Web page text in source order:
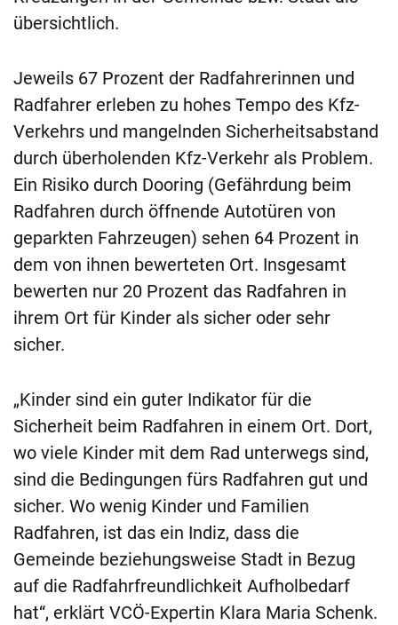
übersichtlich.
Jeweils 67 Prozent der Radfahrerinnen und
Radfahrer erleben zu hohes Tempo des Kfz-
Verkehrs und mangelnden Sicherheitsabstand
durch überholenden Kfz-Verkehr als Problem.
Ein Risiko durch Dooring (Gefährdung beim
Radfahren durch öffnende Autotüren von
geparkten Fahrzeugen) sehen 64 Prozent in
dem von ihnen bewerteten Ort. Insgesamt
bewerten nur 20 Prozent das Radfahren in
ihrem Ort für Kinder als sicher oder sehr
sicher.
„Kinder sind ein guter Indikator für die
Sicherheit beim Radfahren in einem Ort. Dort,
wo viele Kinder mit dem Rad unterwegs sind,
sind die Bedingungen fürs Radfahren gut und
sicher. Wo wenig Kinder und Familien
Radfahren, ist das ein Indiz, dass die
Gemeinde beziehungsweise Stadt in Bezug
auf die Radfahrfreundlichkeit Aufholbedarf
hat“, erklärt VCÖ-Expertin Klara Maria Schenk.